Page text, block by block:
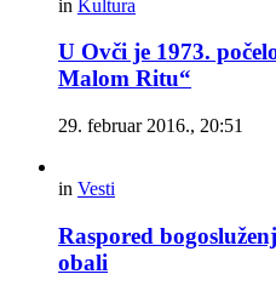
in Kultura
U Ovči je 1973.
Malom Ritu“
29. februar 2016., 20:51
in Vesti
Raspored
obali